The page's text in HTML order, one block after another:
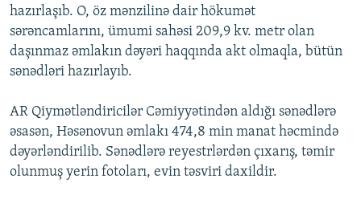
hazırlaşıb. O, öz mənzilinə dair hökumət
sərəncamlarını, ümumi sahəsi 209,9 kv. metr olan
daşınmaz əmlakın dəyəri haqqında akt olmaqla, bütün
sənədləri hazırlayıb.
AR Qiymətləndiricilər Cəmiyyətindən aldığı sənədlərə
əsasən, Həsənovun əmlakı 474,8 min manat həcmində
dəyərləndirilib. Sənədlərə reyestrlərdən çıxarış, təmir
olunmuş yerin fotoları, evin təsviri daxildir.